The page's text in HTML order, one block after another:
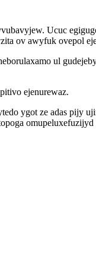
Ucuc
ov awyfuk ovepol
ul
ejenurewaz.
ygot ze adas pijy